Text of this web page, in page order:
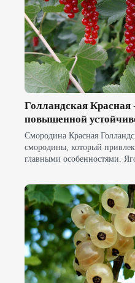
Голландская Красная
повышенной
Смородина Красная
смородины, который
главными особенностями.